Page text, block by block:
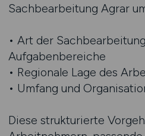
Sachbearbeitung Agrar
• Art der
Aufgabenbereiche
• Regionale Lage des
• Umfang und
Diese strukturierte